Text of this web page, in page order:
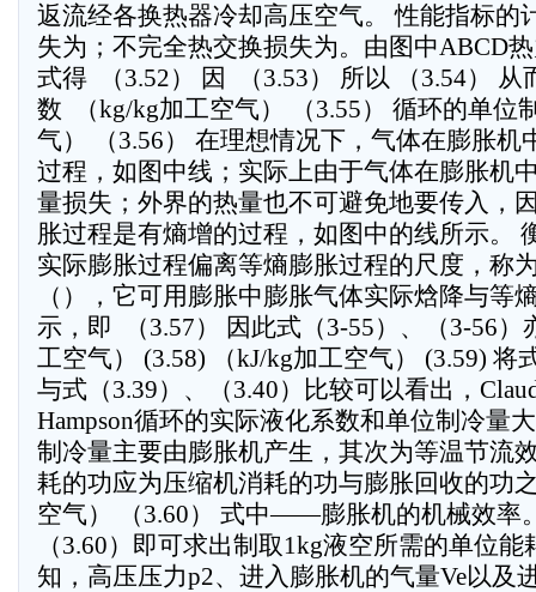
返流经各换热器冷却高压空气。 性能指标的
失为；不完全热交换损失为。由图中ABCD
式得  （3.52） 因  （3.53） 所以 （3.54）
数  （kg/kg加工空气） （3.55） 循环的单位
气） （3.56） 在理想情况下，气体在膨胀机
过程，如图中线；实际上由于气体在膨胀机
量损失；外界的热量也不可避免地要传入，
胀过程是有熵增的过程，如图中的线所示。
实际膨胀过程偏离等熵膨胀过程的尺度，称
（），它可用膨胀中膨胀气体实际焓降与等
示，即  （3.57） 因此式（3-55）、（3-56）
工空气） (3.58) （kJ/kg加工空气） (3.59) 将
与式（3.39）、（3.40）比较可以看出，
Hampson循环的实际液化系数和单位制冷量
制冷量主要由膨胀机产生，其次为等温节流
耗的功应为压缩机消耗的功与膨胀回收的功
空气） （3.60） 式中——膨胀机的机械效率
（3.60）即可求出制取1kg液空所需的单位能
知，高压压力p2、进入膨胀机的气量Ve以及